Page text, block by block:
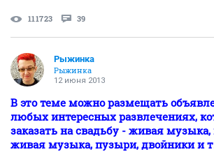
111723 39
Рыжинка
Рыжинка
12 июня 2013
В это теме можно размещать
любых интересных развлечениях,
заказать на свадьбу - живая музыка,
живая музыка, пузыри, двойники и